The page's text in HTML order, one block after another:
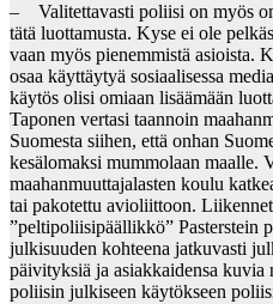
– Valitettavasti poliisi on myös
tätä luottamusta. Kyse ei ole
vaan myös pienemmistä asioista.
osaa käyttäytyä sosiaalisessa
käytös olisi omiaan lisäämään
Taponen vertasi taannoin
Suomesta siihen, että onhan
kesälomaksi mummolaan maalle.
maahanmuuttajalasten koulu
tai pakotettu avioliittoon.
”peltipoliisipäällikkö” Pasterstein
julkisuuden kohteena jatkuvasti
päivityksiä ja asiakkaidensa kuvia
poliisin julkiseen käytökseen